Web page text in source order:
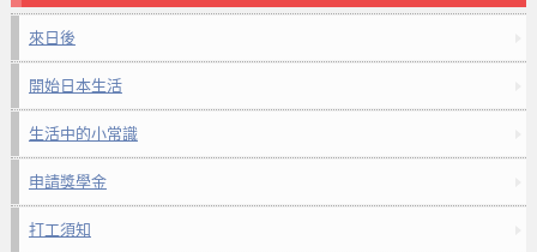
來日後
開始日本生活
生活中的小常識
申請獎學金
打工須知